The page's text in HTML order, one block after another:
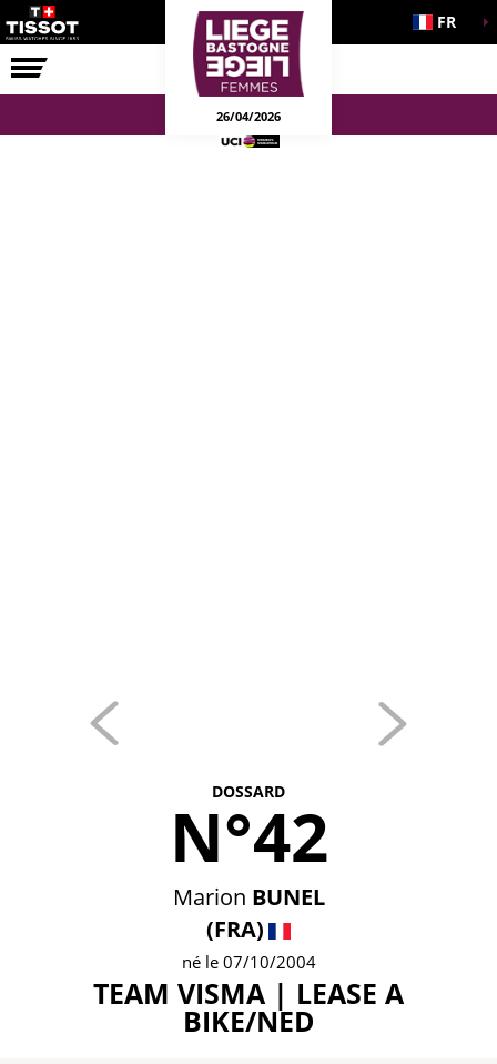
COURSE FR
26/04/2026
DOSSARD
N°42
Marion BUNEL
(FRA)
né le 07/10/2004
TEAM VISMA | LEASE A
BIKE/NED